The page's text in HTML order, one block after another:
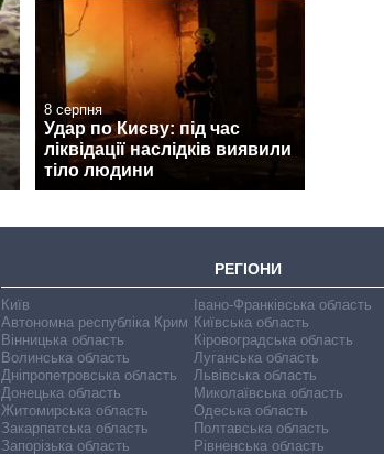
8 серпня
Удар по Києву: під час
ліквідації наслідків виявили
тіло людини
РЕГІОНИ
Київ
Автономна республіка Крим
Вінницька область
Волинська область
Дніпропетровська область
Донецька область
Житомирська область
Закарпатська область
Запорізька область
Івано-Франківська область
Київська область
Кіровоградська область
Луганська область
Львівська область
Миколаївська область
Одеська область
Полтавська область
Рівненська область